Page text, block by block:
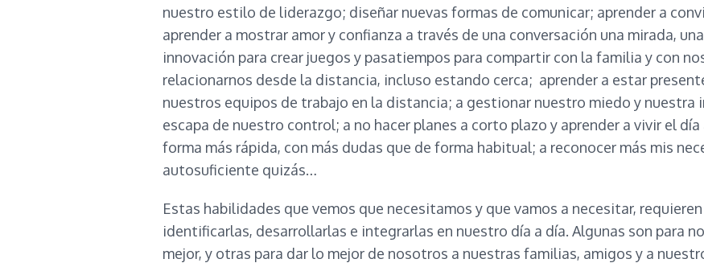
nuestro estilo de liderazgo; diseñar nuevas formas de comunicar; aprender a
aprender a mostrar amor y confianza a través de una conversación una mirada,
innovación para crear juegos y pasatiempos para compartir con la familia y con
relacionarnos desde la distancia, incluso estando cerca; aprender a estar
nuestros equipos de trabajo en la distancia; a gestionar nuestro miedo y nuestra
escapa de nuestro control; a no hacer planes a corto plazo y aprender a vivir el
forma más rápida, con más dudas que de forma habitual; a reconocer más mis
autosuficiente quizás…
Estas habilidades que vemos que necesitamos y que vamos a necesitar,
identificarlas, desarrollarlas e integrarlas en nuestro día a día. Algunas son para
mejor, y otras para dar lo mejor de nosotros a nuestras familias, amigos y a